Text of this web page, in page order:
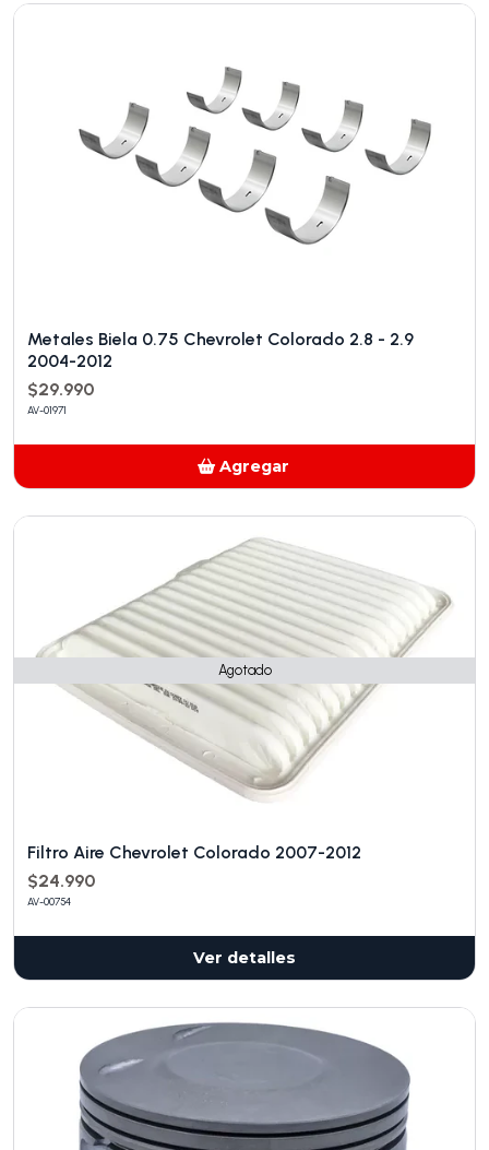
Metales Biela 0.75 Chevrolet Colorado 2.8 - 2.9
2004-2012
$29.990
AV-01971
Agregar
Agotado
Filtro Aire Chevrolet Colorado 2007-2012
$24.990
AV-00754
Ver detalles